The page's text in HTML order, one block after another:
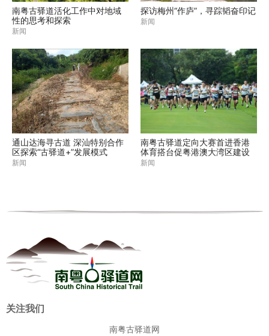
南粤古驿道活化工作中对地域
性的思考和探索
新闻
探访梅州“作庐”，寻踪韬奋印记
新闻
通山达海寻古道 深汕特别合作
区探索“古驿道+”发展模式
新闻
南粤古驿道定向大赛首进香港
体育搭台促粤港澳大湾区建设
新闻
关注我们
南粤古驿道网